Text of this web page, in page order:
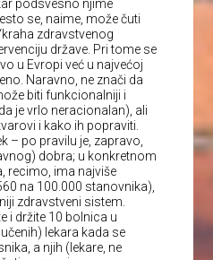
podsvesno njime
se, naime, može čuti
zdravstvenog
države. Pri tome se
u Evropi već u najvećoj
Naravno, ne znači da
biti funkcionalniji i
je vrlo neracionalan), ali
i kako ih popraviti.
– po pravilu je, zapravo,
dobra; u konkretnom
recimo, ima najviše
na 100.000 stanovnika),
zdravstveni sistem.
i držite 10 bolnica u
lekara kada se
a njih (lekare, ne